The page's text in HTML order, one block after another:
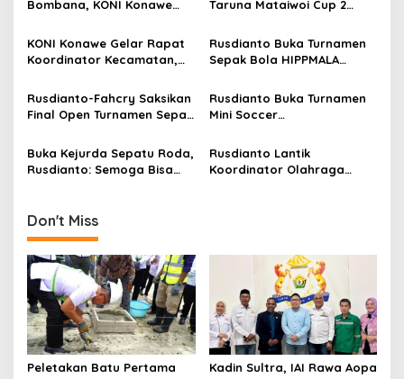
i
p
o
s
Bombana, KONI Konawe
Membela Daerah Lain
Taruna Mataiwoi Cup 2
Dukung Penuh Pembinaan
Atlet Muda
KONI Konawe Gelar Rapat
Koordinator Kecamatan,
2026
Rusdianto Buka Turnamen
Sepak Bola HIPPMALA
Rusdianto-Fahcry Saksikan
Final Open Turnamen Sepak
Wawombenanoa Cup III
Rusdianto Buka Turnamen
Mini Soccer
2024
Buka Kejurda Sepatu Roda,
Rusdianto: Semoga Bisa
Rusdianto Lantik
Koordinator Olahraga
Don't Miss
Peletakan Batu Pertama
Kadin Sultra, IAI Rawa Aopa